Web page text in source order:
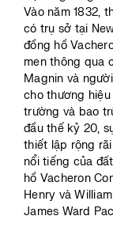
Vào năm 1832,
có trụ sở tại
đồng hồ
men thông qua
Magnin và
cho thương
trường và bao
đầu thế kỷ 20,
thiết lập rộng
nổi tiếng của
hồ Vacheron
Henry và
James Ward